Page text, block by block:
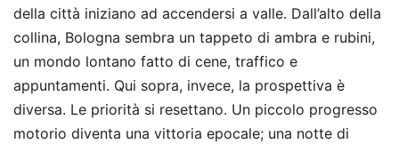
della città iniziano ad accendersi a valle. Dall’alto della
collina, Bologna sembra un tappeto di ambra e rubini,
un mondo lontano fatto di cene, traffico e
appuntamenti. Qui sopra, invece, la prospettiva è
diversa. Le priorità si resettano. Un piccolo progresso
motorio diventa una vittoria epocale; una notte di